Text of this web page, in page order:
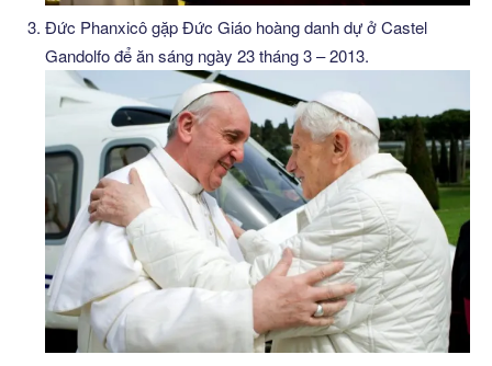
Đức Phanxicô gặp Đức Giáo hoàng danh dự ở Castel
Gandolfo để ăn sáng ngày 23 tháng 3 – 2013.